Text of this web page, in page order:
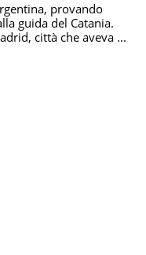
provando
guida del Catania.
città che aveva ...